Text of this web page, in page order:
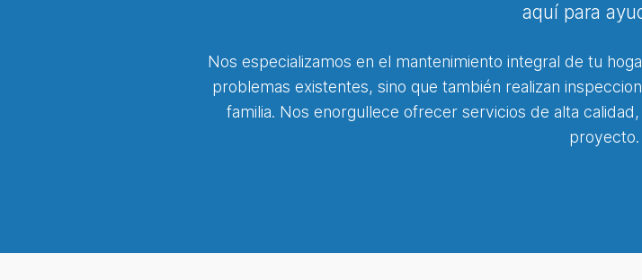
aquí para
Nos especializamos en el mantenimiento integral de tu
problemas existentes, sino que también realizan
familia. Nos enorgullece ofrecer servicios de alta
proyecto.